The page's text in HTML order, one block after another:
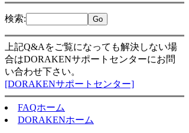
検索:
上記Q&Aをご覧になっても解決しない場
合はDORAKENサポートセンターにお問
い合わせ下さい。
[DORAKENサポートセンター]
FAQホーム
DORAKENホーム